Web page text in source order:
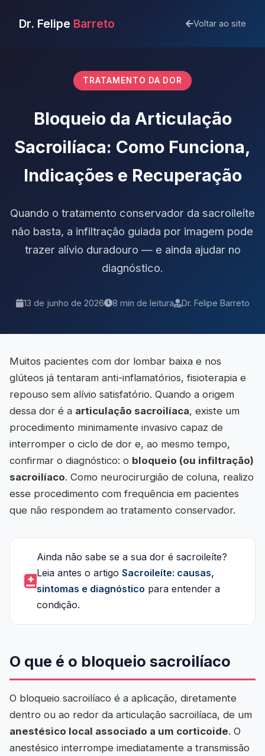
Dr. Felipe Barreto Voltar ao site
TRATAMENTO DA DOR
Bloqueio da Articulação
Sacroilíaca: Como Funciona,
Indicações e Recuperação
Quando o tratamento conservador da sacroileíte
não basta, a infiltração guiada por imagem pode
trazer alívio duradouro — e ainda ajudar no
diagnóstico.
13 de junho de 2026 8 min de leitura Dr. Felipe Barreto
Muitos pacientes com dor lombar baixa e nos
glúteos já tentaram anti-inflamatórios, fisioterapia e
repouso sem alívio satisfatório. Quando a origem
dessa dor é a articulação sacroilíaca, existe um
procedimento minimamente invasivo capaz de
interromper o ciclo de dor e, ao mesmo tempo,
confirmar o diagnóstico: o bloqueio (ou infiltração)
sacroilíaco. Como neurocirurgião de coluna, realizo
esse procedimento com frequência em pacientes
que não respondem ao tratamento conservador.
Ainda não sabe se a sua dor é sacroileíte?
Leia antes o artigo Sacroileíte: causas,
sintomas e diagnóstico para entender a
condição.
O que é o bloqueio sacroilíaco
O bloqueio sacroilíaco é a aplicação, diretamente
dentro ou ao redor da articulação sacroilíaca, de um
anestésico local associado a um corticoide. O
anestésico interrompe imediatamente a transmissão